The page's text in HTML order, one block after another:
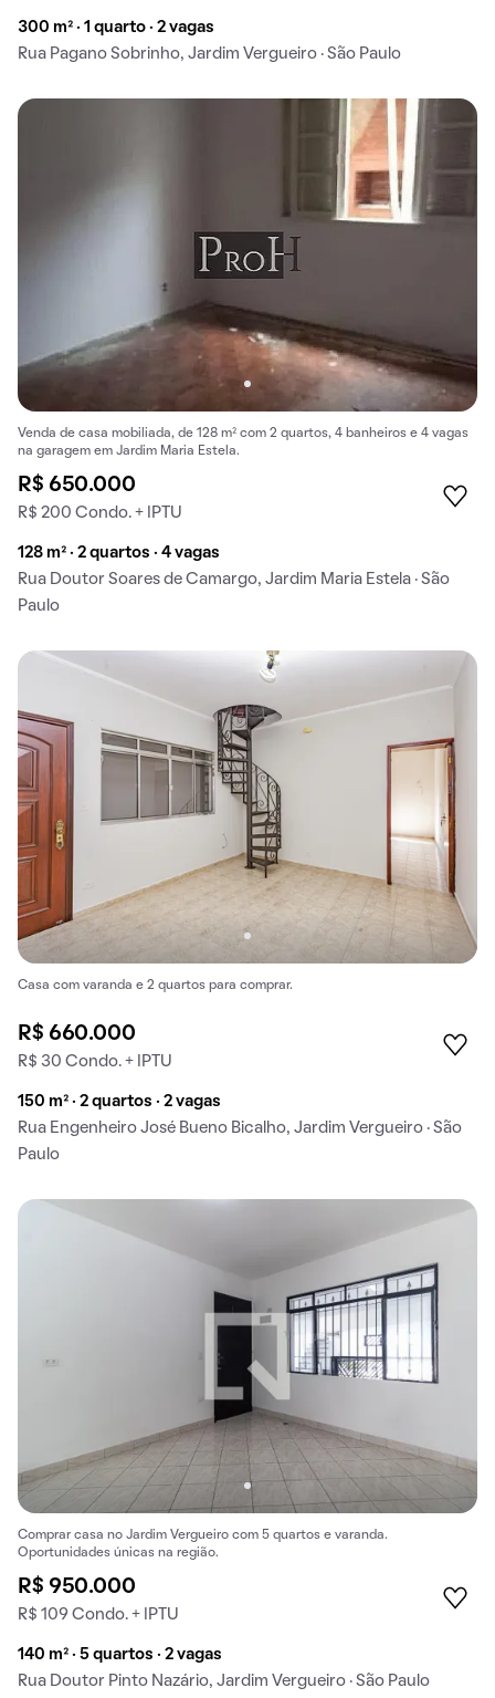
300 m² · 1 quarto · 2 vagas
Rua Pagano Sobrinho, Jardim Vergueiro · São Paulo
Venda de casa mobiliada, de 128 m² com 2 quartos, 4 banheiros e 4 vagas
na garagem em Jardim Maria Estela.
R$ 650.000
R$ 200 Condo. + IPTU
128 m² · 2 quartos · 4 vagas
Rua Doutor Soares de Camargo, Jardim Maria Estela · São
Paulo
Casa com varanda e 2 quartos para comprar.
R$ 660.000
R$ 30 Condo. + IPTU
150 m² · 2 quartos · 2 vagas
Rua Engenheiro José Bueno Bicalho, Jardim Vergueiro · São
Paulo
Comprar casa no Jardim Vergueiro com 5 quartos e varanda.
Oportunidades únicas na região.
R$ 950.000
R$ 109 Condo. + IPTU
140 m² · 5 quartos · 2 vagas
Rua Doutor Pinto Nazário, Jardim Vergueiro · São Paulo